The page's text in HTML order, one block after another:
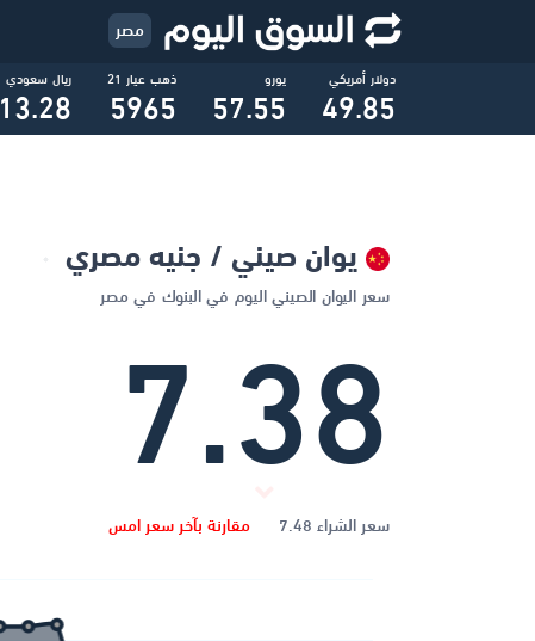
مصر
دولار أمريكي
49.85
يورو
57.55
ذهب عيار 21
5965
ريال سعودي
13.28
يوان صيني / جنيه مصري
سعر اليوان الصيني اليوم في البنوك في مصر
7.38
سعر الشراء 7.48 مقارنة بآخر سعر امس